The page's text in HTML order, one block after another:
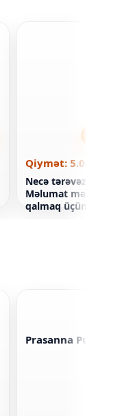
Qiymət: 5.00 AZN
Necə tərəvəz olmaq
Məlumat məkanında
qalmaq üçün təlimat
Prasanna